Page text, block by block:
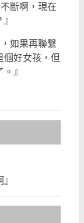
斷啊，現在
如果再聯繫
個好女孩，但
』